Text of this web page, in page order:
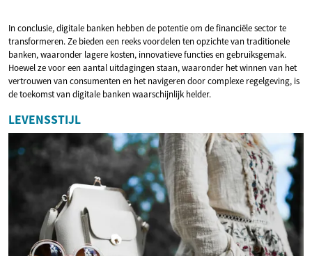
In conclusie, digitale banken hebben de potentie om de financiële sector te
transformeren. Ze bieden een reeks voordelen ten opzichte van traditionele
banken, waaronder lagere kosten, innovatieve functies en gebruiksgemak.
Hoewel ze voor een aantal uitdagingen staan, waaronder het winnen van het
vertrouwen van consumenten en het navigeren door complexe regelgeving, is
de toekomst van digitale banken waarschijnlijk helder.
LEVENSSTIJL